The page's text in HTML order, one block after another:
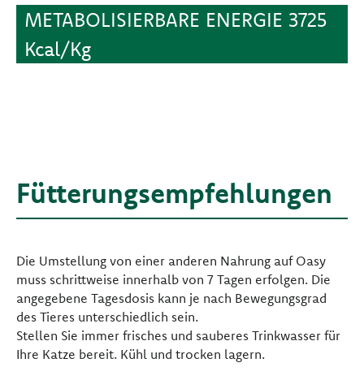
METABOLISIERBARE ENERGIE 3725
Kcal/Kg
Fütterungsempfehlungen
Die Umstellung von einer anderen Nahrung auf Oasy
muss schrittweise innerhalb von 7 Tagen erfolgen. Die
angegebene Tagesdosis kann je nach Bewegungsgrad
des Tieres unterschiedlich sein.
Stellen Sie immer frisches und sauberes Trinkwasser für
Ihre Katze bereit. Kühl und trocken lagern.